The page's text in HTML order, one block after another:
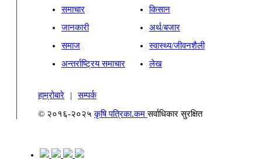
समाचार
किसान
जानकारी
अर्थ/बजार
समाज
स्वास्थ्य/जीवनशैली
अन्तर्राष्ट्रिय समाचार
लेख
हाम्रोबारे |
सम्पर्क
© २०१६-२०२५कृषि पत्रिका.कमसर्वाधिकार सुरक्षित